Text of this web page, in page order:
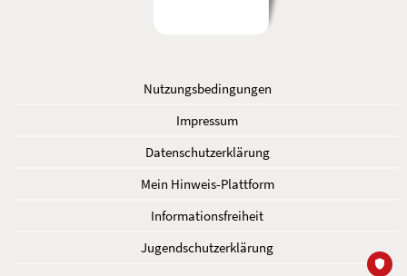
Nutzungsbedingungen
Impressum
Datenschutzerklärung
Mein Hinweis-Plattform
Informationsfreiheit
Jugendschutzerklärung